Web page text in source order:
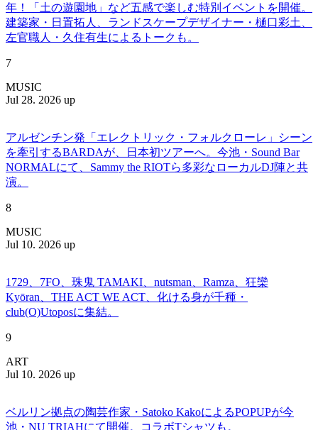
年！「土の遊園地」など五感で楽しむ特別イベントを開催。
建築家・日置拓人、ランドスケープデザイナー・樋口彩土、
左官職人・久住有生によるトークも。
7
MUSIC
Jul 28. 2026 up
アルゼンチン発「エレクトリック・フォルクローレ」シーン
を牽引するBARDAが、日本初ツアーへ。今池・Sound Bar
NORMALにて、Sammy the RIOTら多彩なローカルDJ陣と共
演。
8
MUSIC
Jul 10. 2026 up
1729、7FO、珠鬼 TAMAKI、nutsman、Ramza、狂欒
Kyōran、THE ACT WE ACT、化ける身が千種・
club(O)Utoposに集結。
9
ART
Jul 10. 2026 up
ベルリン拠点の陶芸作家・Satoko KakoによるPOPUPが今
池・NU TRIAHにて開催。コラボTシャツも。